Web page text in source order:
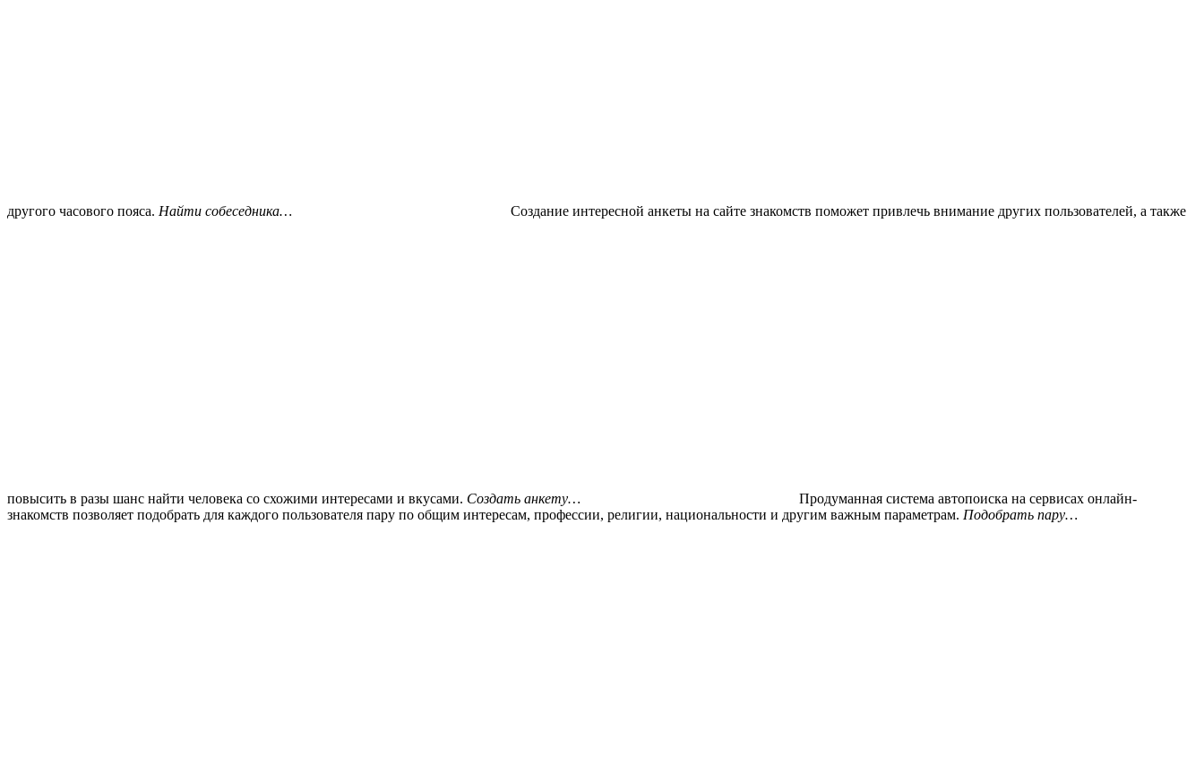
другого часового пояса. Найти собеседника… Создание интересной анкеты на сайте знакомств поможет привлечь внимание других пользователей, а также
повысить в разы шанс найти человека со схожими интересами и вкусами. Создать анкету…
Продуманная система автопоиска на сервисах онлайн-
знакомств позволяет подобрать для каждого пользователя пару по общим интересам, профессии, религии, национальности и другим важным параметрам. Подобрать пару…